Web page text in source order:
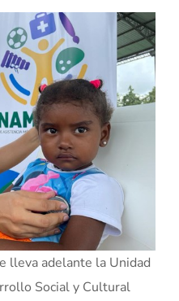
lleva adelante la Unidad
Social y Cultural